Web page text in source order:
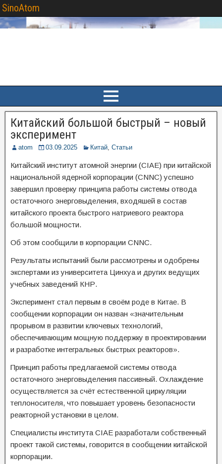
SinoAtom
Китайский большой быстрый – новый
эксперимент
atom 03.09.2025 Китай, Статьи
Китайский институт атомной энергии (CIAE) при китайской
национальной ядерной корпорации (CNNC) успешно
завершил проверку принципа работы системы отвода
остаточного энерговыделения, входяшей в состав
китайского проекта быстрого натриевого реактора
большой мощности.
Об этом сообщили в корпорации CNNC.
Результаты испытаний были рассмотрены и одобрены
экспертами из университета Цинхуа и других ведущих
учебных заведений КНР.
Эксперимент стал первым в своём роде в Китае. В
сообщении корпорации он назван «значительным
прорывом в развитии ключевых технологий,
обеспечивающим мощную поддержку в проектировании
и разработке интегральных быстрых реакторов».
Принцип работы предлагаемой системы отвода
остаточного энерговыделения пассивный. Охлаждение
осуществляется за счёт естественной циркуляции
теплоносителя, что повышает уровень безопасности
реакторной установки в целом.
Специалисты института CIAE разработали собственный
проект такой системы, говорится в сообщении китайской
корпорации.